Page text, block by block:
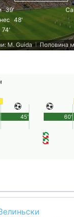
39'
48'
74'
M. Guida | Половина
45' 60'